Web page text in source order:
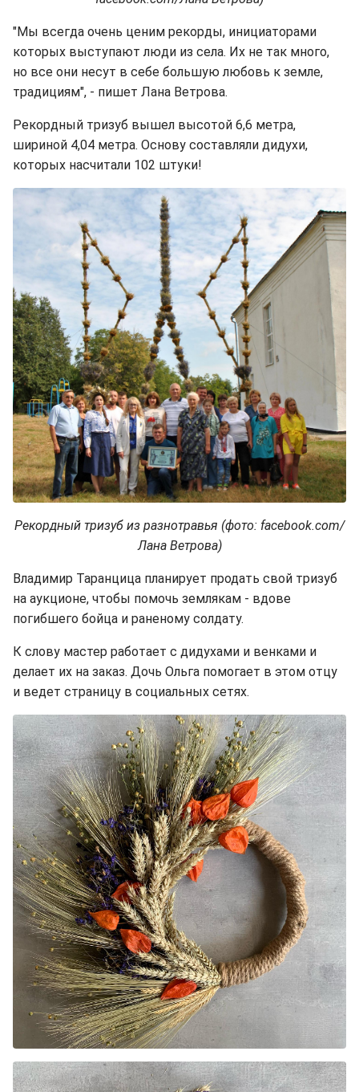
"Мы всегда очень ценим рекорды, инициаторами
которых выступают люди из села. Их не так много,
но все они несут в себе большую любовь к земле,
традициям", - пишет Лана Ветрова.
Рекордный тризуб вышел высотой 6,6 метра,
шириной 4,04 метра. Основу составляли дидухи,
которых насчитали 102 штуки!
Рекордный тризуб из разнотравья (фото: facebook.com/
Лана Ветрова)
Владимир Таранцица планирует продать свой тризуб
на аукционе, чтобы помочь землякам - вдове
погибшего бойца и раненому солдату.
К слову мастер работает с дидухами и венками и
делает их на заказ. Дочь Ольга помогает в этом отцу
и ведет страницу в социальных сетях.